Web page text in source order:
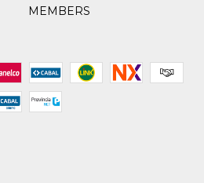
MEMBERS